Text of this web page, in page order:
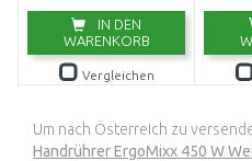
IN DEN
WARENKORB
Vergleichen
Um nach Österreich zu
Handrührer ErgoMixx 450 W